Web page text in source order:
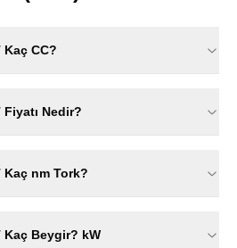
Kaç CC?
Fiyatı Nedir?
Kaç nm Tork?
Kaç Beygir? kW